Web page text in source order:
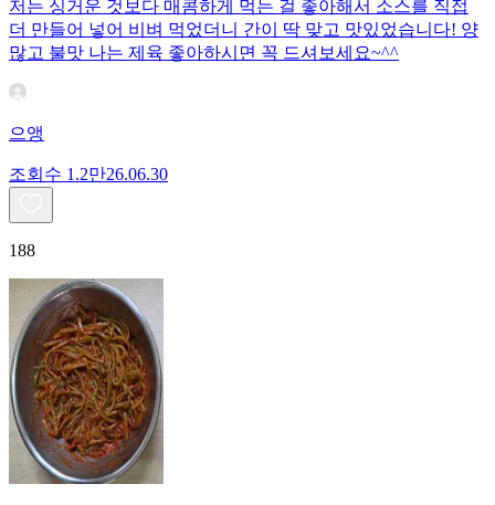
저는 싱거운 것보다 매콤하게 먹는 걸 좋아해서 소스를 직접
더 만들어 넣어 비벼 먹었더니 간이 딱 맞고 맛있었습니다! 양
많고 불맛 나는 제육 좋아하시면 꼭 드셔보세요~^^
으앵
조회수 1.2만26.06.30
188